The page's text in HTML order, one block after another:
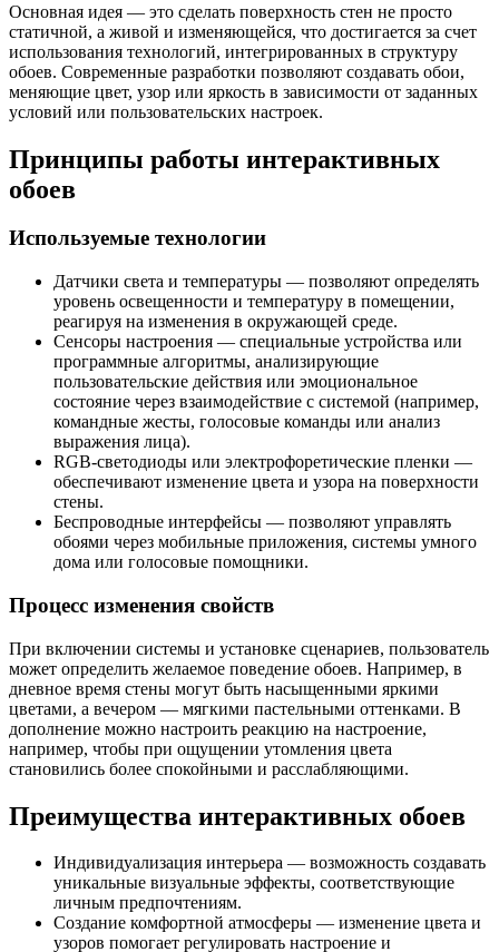
Основная идея — это сделать поверхность стен не просто
статичной, а живой и изменяющейся, что достигается за счет
использования технологий, интегрированных в структуру
обоев. Современные разработки позволяют создавать обои,
меняющие цвет, узор или яркость в зависимости от заданных
условий или пользовательских настроек.
Принципы работы интерактивных
обоев
Используемые технологии
Датчики света и температуры — позволяют определять
уровень освещенности и температуру в помещении,
реагируя на изменения в окружающей среде.
Сенсоры настроения — специальные устройства или
программные алгоритмы, анализирующие
пользовательские действия или эмоциональное
состояние через взаимодействие с системой (например,
командные жесты, голосовые команды или анализ
выражения лица).
RGB-светодиоды или электрофоретические пленки —
обеспечивают изменение цвета и узора на поверхности
стены.
Беспроводные интерфейсы — позволяют управлять
обоями через мобильные приложения, системы умного
дома или голосовые помощники.
Процесс изменения свойств
При включении системы и установке сценариев, пользователь
может определить желаемое поведение обоев. Например, в
дневное время стены могут быть насыщенными яркими
цветами, а вечером — мягкими пастельными оттенками. В
дополнение можно настроить реакцию на настроение,
например, чтобы при ощущении утомления цвета
становились более спокойными и расслабляющими.
Преимущества интерактивных обоев
Индивидуализация интерьера — возможность создавать
уникальные визуальные эффекты, соответствующие
личным предпочтениям.
Создание комфортной атмосферы — изменение цвета и
узоров помогает регулировать настроение и